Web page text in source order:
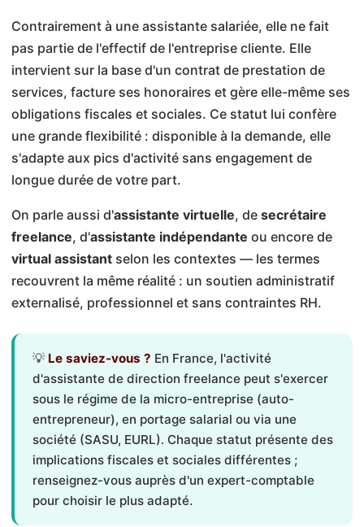
Contrairement à une assistante salariée, elle ne fait
pas partie de l'effectif de l'entreprise cliente. Elle
intervient sur la base d'un contrat de prestation de
services, facture ses honoraires et gère elle-même ses
obligations fiscales et sociales. Ce statut lui confère
une grande flexibilité : disponible à la demande, elle
s'adapte aux pics d'activité sans engagement de
longue durée de votre part.
On parle aussi d'assistante virtuelle, de secrétaire
freelance, d'assistante indépendante ou encore de
virtual assistant selon les contextes — les termes
recouvrent la même réalité : un soutien administratif
externalisé, professionnel et sans contraintes RH.
💡 Le saviez-vous ? En France, l'activité
d'assistante de direction freelance peut s'exercer
sous le régime de la micro-entreprise (auto-
entrepreneur), en portage salarial ou via une
société (SASU, EURL). Chaque statut présente des
implications fiscales et sociales différentes ;
renseignez-vous auprès d'un expert-comptable
pour choisir le plus adapté.